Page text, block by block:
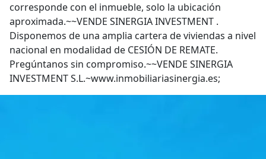
corresponde con el inmueble, solo la ubicación
aproximada.~~VENDE SINERGIA INVESTMENT .
Disponemos de una amplia cartera de viviendas a nivel
nacional en modalidad de CESIÓN DE REMATE.
Pregúntanos sin compromiso.~~VENDE SINERGIA
INVESTMENT S.L.~www.inmobiliariasinergia.es;